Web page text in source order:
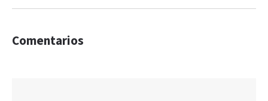
Comentarios